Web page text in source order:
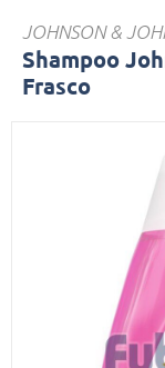
JOHNSON &
Shampoo
Frasco